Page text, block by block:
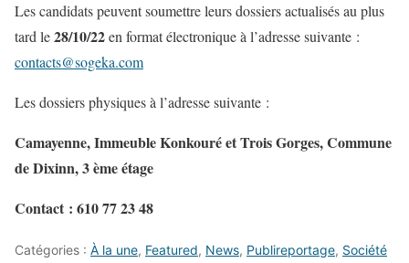
Les candidats peuvent soumettre leurs dossiers actualisés au plus
tard le28/10/22en format électronique à l’adresse suivante :
contacts@sogeka.com
Les dossiers physiques à l’adresse suivante :
Camayenne, Immeuble Konkouré et Trois Gorges, Commune
de Dixinn, 3 ème étage
Contact : 610 77 23 48
Catégories : À la une, Featured, News, Publireportage, Société